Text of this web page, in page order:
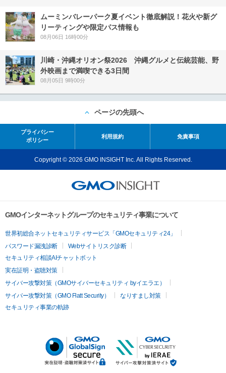
ムーミンバレーパーク夏イベント徹底解説！花火や新グ
リーティングや限定パス情報も
08月06日 16時00分
川崎・沖縄オリオン祭2026 沖縄グルメと伝統芸能、野
外映画まで満喫できる3日間
08月05日 9時00分
ページの先頭へ
プライバシー
ポリシー
利用規約 免責事項
Copyright © 2026 GMO INSIGHT Inc. All Rights Reserved.
GMOインターネットグループのセキュリティ事業について
世界初総合ネットセキュリティサービス「GMOセキュリティ24」
パスワード漏洩診断
Webサイトリスク診断
セキュリティ相談AIチャットボット
実在証明・盗聴対策
サイバー攻撃対策（GMOサイバーセキュリティ byイエラエ）
サイバー攻撃対策（GMO Flatt Security）
なりすまし対策
セキュリティ事業の軌跡